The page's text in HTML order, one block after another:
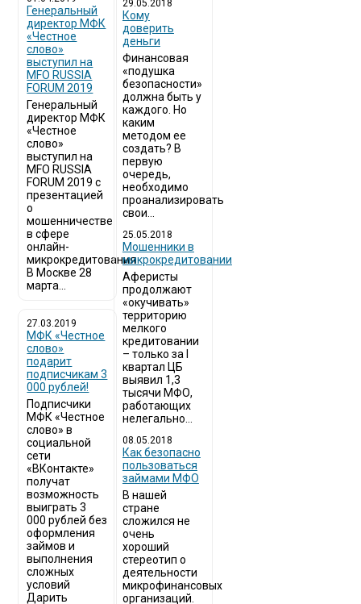
Генеральный
директор МФК
«Честное
слово»
выступил на
MFO RUSSIA
FORUM 2019
Генеральный
директор МФК
«Честное
слово»
выступил на
MFO RUSSIA
FORUM 2019 с
презентацией
о
мошенничестве
в сфере
онлайн-
микрокредитования
В Москве 28
марта...
27.03.2019
МФК «Честное
слово»
подарит
подписчикам 3
000 рублей!
Подписчики
МФК «Честное
слово» в
социальной
сети
«ВКонтакте»
получат
возможность
выиграть 3
000 рублей без
оформления
займов и
выполнения
сложных
условий
Дарить
29.05.2018
Кому
доверить
деньги
Финансовая
«подушка
безопасности»
должна быть у
каждого. Но
каким
методом ее
создать? В
первую
очередь,
необходимо
проанализировать
свои...
25.05.2018
Мошенники в
микрокредитовании
Аферисты
продолжают
«окучивать»
территорию
мелкого
кредитовании
– только за I
квартал ЦБ
выявил 1,3
тысячи МФО,
работающих
нелегально...
08.05.2018
Как безопасно
пользоваться
займами МФО
В нашей
стране
сложился не
очень
хороший
стереотип о
деятельности
микрофинансовых
организаций.